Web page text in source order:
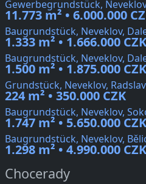
Gewerbegrundstück,
11.773 m² • 6.000.000
Baugrundstück, Neveklov,
1.333 m² • 1.666.000 CZK
Baugrundstück, Neveklov,
1.500 m² • 1.875.000 CZK
Grundstück, Neveklov,
224 m² • 350.000 CZK
Baugrundstück, Neveklov,
1.747 m² • 5.650.000 CZK
Baugrundstück, Neveklov,
1.298 m² • 4.990.000 CZK
Chocerady